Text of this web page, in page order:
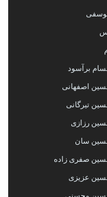
برآسود
اصفهانی
تیرگانی
رزازی
سان
صفری زاده
عزیزی
محسنی